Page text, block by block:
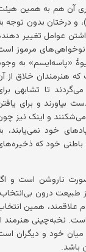
آن هم به همین
درختان بدون توجه
عوامل تغییر
نوخواهی‌های مرموز
«پاسه‌ایسم» به
هنرمندان خلاق از
تا تشابهی
بیاورند و برای
و اینک نیز
خود نمی‌یابند،
باطنی خود که
ناروشن است و
طبیعت درون
علاقمند، همین
نخبه‌چینی هنرمند
میان خود و دیگران
باشد.